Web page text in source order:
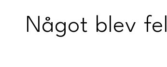
Något blev fel